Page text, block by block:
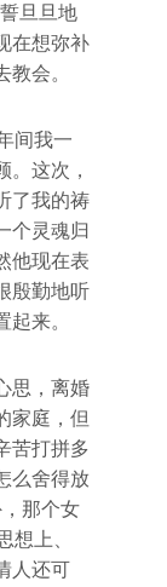
旦旦地
在想弥补
会。
间我一
。这次，
了我的祷
个灵魂归
他现在表
殷勤地听
来。
思，离婚
家庭，但
苦打拼多
么舍得放
那个女
上、
人还可